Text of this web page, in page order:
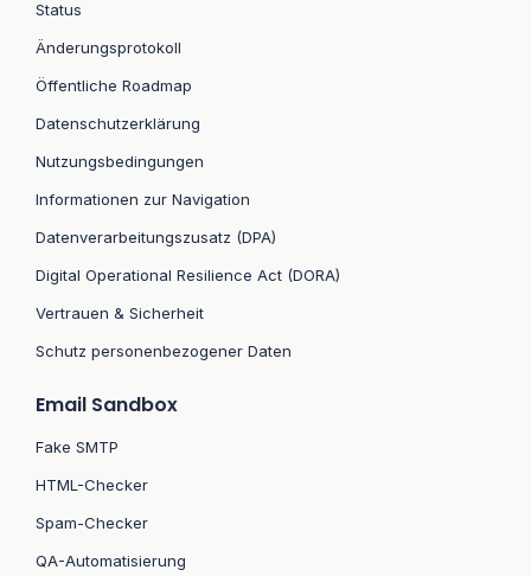
Status
Änderungsprotokoll
Öffentliche Roadmap
Datenschutzerklärung
Nutzungsbedingungen
Informationen zur Navigation
Datenverarbeitungszusatz (DPA)
Digital Operational Resilience Act (DORA)
Vertrauen & Sicherheit
Schutz personenbezogener Daten
Email Sandbox
Fake SMTP
HTML-Checker
Spam-Checker
QA-Automatisierung